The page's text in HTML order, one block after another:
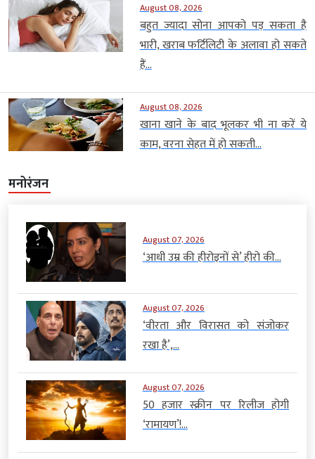
August 08, 2026
बहुत ज्यादा सोना आपको पड़ सकता है
भारी, खराब फर्टिलिटी के अलावा हो सकते
हैं...
August 08, 2026
खाना खाने के बाद भूलकर भी ना करें ये
काम, वरना सेहत में हो सकती...
मनोरंजन
August 07, 2026
‘आधी उम्र की हीरोइनों से’ हीरो की...
August 07, 2026
‘वीरता और विरासत को संजोकर
रखा है’,...
August 07, 2026
50 हजार स्क्रीन पर रिलीज होगी
‘रामायण’!...